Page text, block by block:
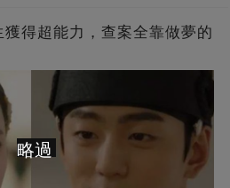
得超能力，查案全靠做夢的
略過